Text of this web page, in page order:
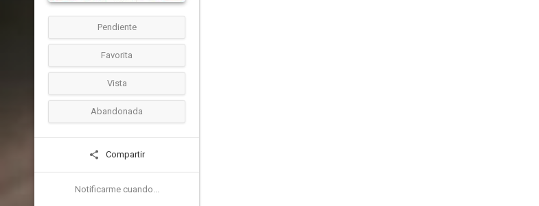
Pendiente
Favorita
Vista
Abandonada
Compartir
Notificarme cuando...